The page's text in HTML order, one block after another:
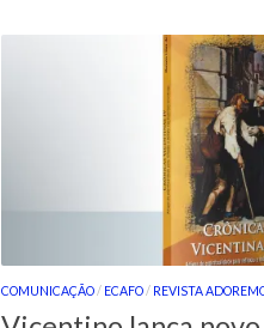
COMUNICAÇÃO/ ECAFO/ REVISTA